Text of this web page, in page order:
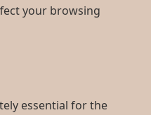
your browsing
essential for the